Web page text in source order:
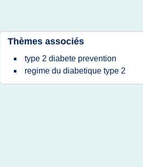
Thèmes associés
type 2 diabete prevention
regime du diabetique type 2